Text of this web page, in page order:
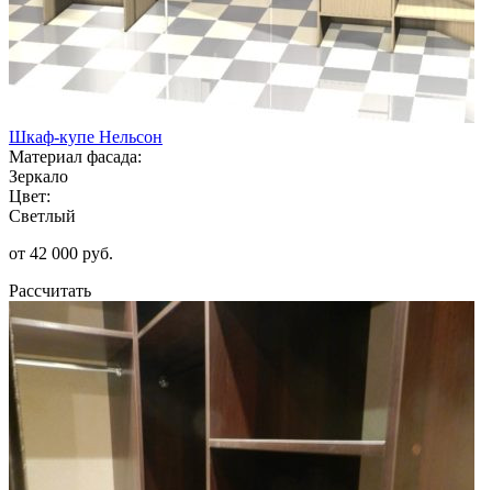
Шкаф-купе Нельсон
Материал фасада:
Зеркало
Цвет:
Светлый
от 42 000 руб.
Рассчитать